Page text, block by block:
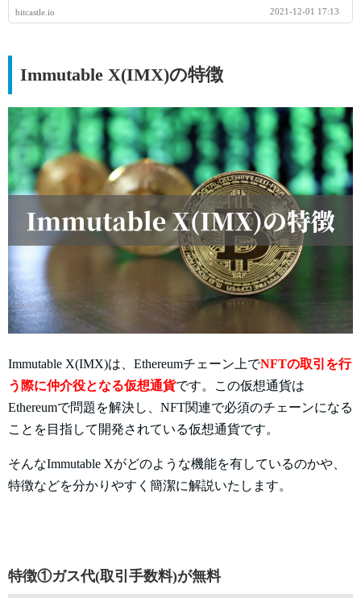
bitcastle.io
2021-12-01 17:13
Immutable X(IMX)の特徴
Immutable X(IMX)は、Ethereumチェーン上でNFTの取引を行
う際に仲介役となる仮想通貨です。この仮想通貨は
Ethereumで問題を解決し、NFT関連で必須のチェーンになる
ことを目指して開発されている仮想通貨です。
そんなImmutable Xがどのような機能を有しているのかや、
特徴などを分かりやすく簡潔に解説いたします。
特徴①ガス代(取引手数料)が無料